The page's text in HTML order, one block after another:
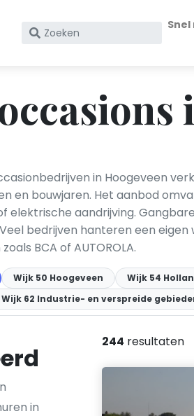
Zoek
KvK
nummer
in Hoogeveen
en bouwjaren. Het aanbod
elektrische aandrijving.
bedrijven hanteren een
BCA of AUTOROLA.
Wijk 50 Hoogeveen Wijk 54
Wijk 62 Industrie- en verspreide
in
244 resultaten